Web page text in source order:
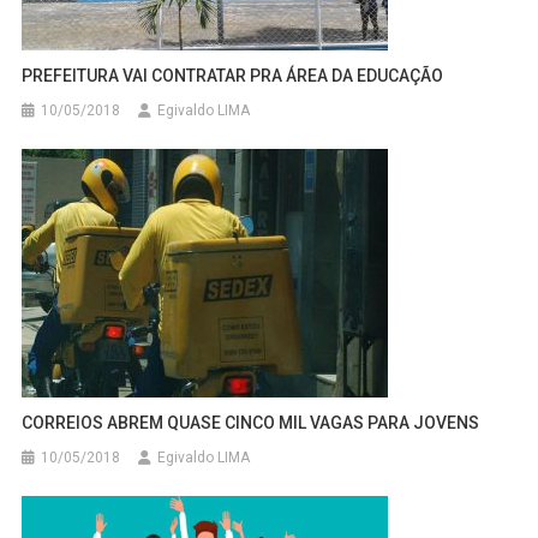
PREFEITURA VAI CONTRATAR PRA ÁREA DA EDUCAÇÃO
10/05/2018 Egivaldo LIMA
CORREIOS ABREM QUASE CINCO MIL VAGAS PARA JOVENS
10/05/2018 Egivaldo LIMA